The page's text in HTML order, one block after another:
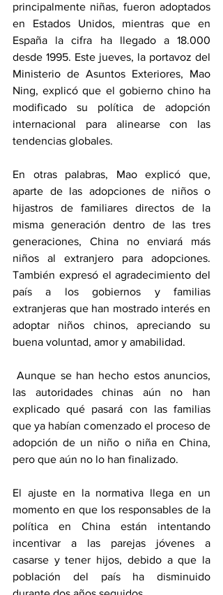
principalmente niñas, fueron adoptados
en Estados Unidos, mientras que en
España la cifra ha llegado a 18.000
desde 1995. Este jueves, la portavoz del
Ministerio de Asuntos Exteriores, Mao
Ning, explicó que el gobierno chino ha
modificado su política de adopción
internacional para alinearse con las
tendencias globales.
En otras palabras, Mao explicó que,
aparte de las adopciones de niños o
hijastros de familiares directos de la
misma generación dentro de las tres
generaciones, China no enviará más
niños al extranjero para adopciones.
También expresó el agradecimiento del
país a los gobiernos y familias
extranjeras que han mostrado interés en
adoptar niños chinos, apreciando su
buena voluntad, amor y amabilidad.
Aunque se han hecho estos anuncios,
las autoridades chinas aún no han
explicado qué pasará con las familias
que ya habían comenzado el proceso de
adopción de un niño o niña en China,
pero que aún no lo han finalizado.
El ajuste en la normativa llega en un
momento en que los responsables de la
política en China están intentando
incentivar a las parejas jóvenes a
casarse y tener hijos, debido a que la
población del país ha disminuido